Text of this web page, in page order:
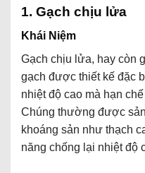
1. Gạch chịu lửa
Khái Niệm
Gạch chịu lửa, hay còn
gạch được thiết kế đặc
nhiệt độ cao mà hạn
Chúng thường được
khoáng sản như thạch
năng chống lại nhiệt độ